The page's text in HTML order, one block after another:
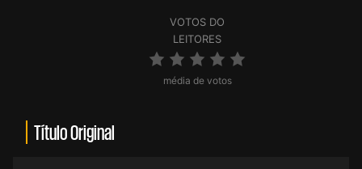
VOTOS DO
LEITORES
média de votos
Título Original